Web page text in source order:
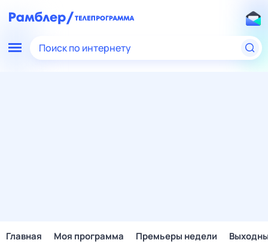
Поиск по интернету
Главная Моя программа Премьеры недели